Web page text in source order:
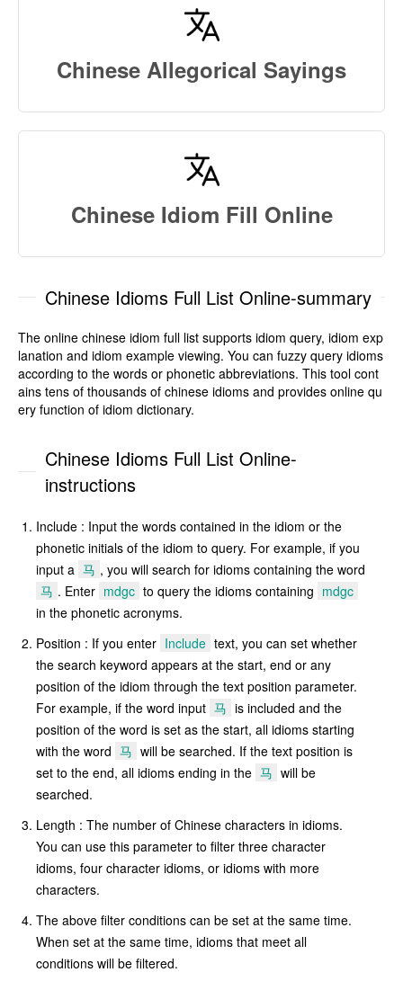
Chinese Allegorical Sayings
Chinese Idiom Fill Online
Chinese Idioms Full List Online-summary
The online chinese idiom full list supports idiom query, idiom exp
lanation and idiom example viewing. You can fuzzy query idioms
according to the words or phonetic abbreviations. This tool cont
ains tens of thousands of chinese idioms and provides online qu
ery function of idiom dictionary.
Chinese Idioms Full List Online-
instructions
Include : Input the words contained in the idiom or the
phonetic initials of the idiom to query. For example, if you
input a 马 , you will search for idioms containing the word
马 . Enter mdgc to query the idioms containing mdgc
in the phonetic acronyms.
Position : If you enter Include text, you can set whether
the search keyword appears at the start, end or any
position of the idiom through the text position parameter.
For example, if the word input 马 is included and the
position of the word is set as the start, all idioms starting
with the word 马 will be searched. If the text position is
set to the end, all idioms ending in the 马 will be
searched.
Length : The number of Chinese characters in idioms.
You can use this parameter to filter three character
idioms, four character idioms, or idioms with more
characters.
The above filter conditions can be set at the same time.
When set at the same time, idioms that meet all
conditions will be filtered.